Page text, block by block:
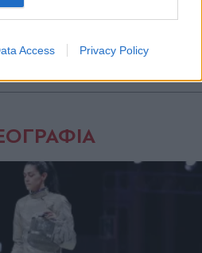
Access Privacy Policy
μας στο